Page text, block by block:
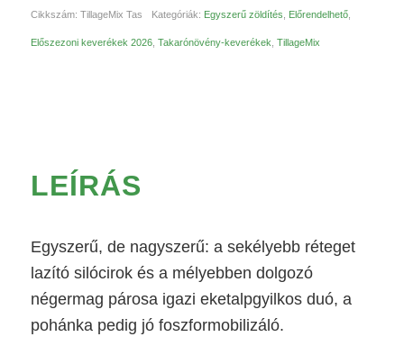
Cikkszám: TillageMix Tas Kategóriák: Egyszerű zöldítés, Előrendelhető,
Előszezoni keverékek 2026, Takarónövény-keverékek, TillageMix
LEÍRÁS
Egyszerű, de nagyszerű: a sekélyebb réteget
lazító silócirok és a mélyebben dolgozó
négermag párosa igazi eketalpgyilkos duó, a
pohánka pedig jó foszformobilizáló.